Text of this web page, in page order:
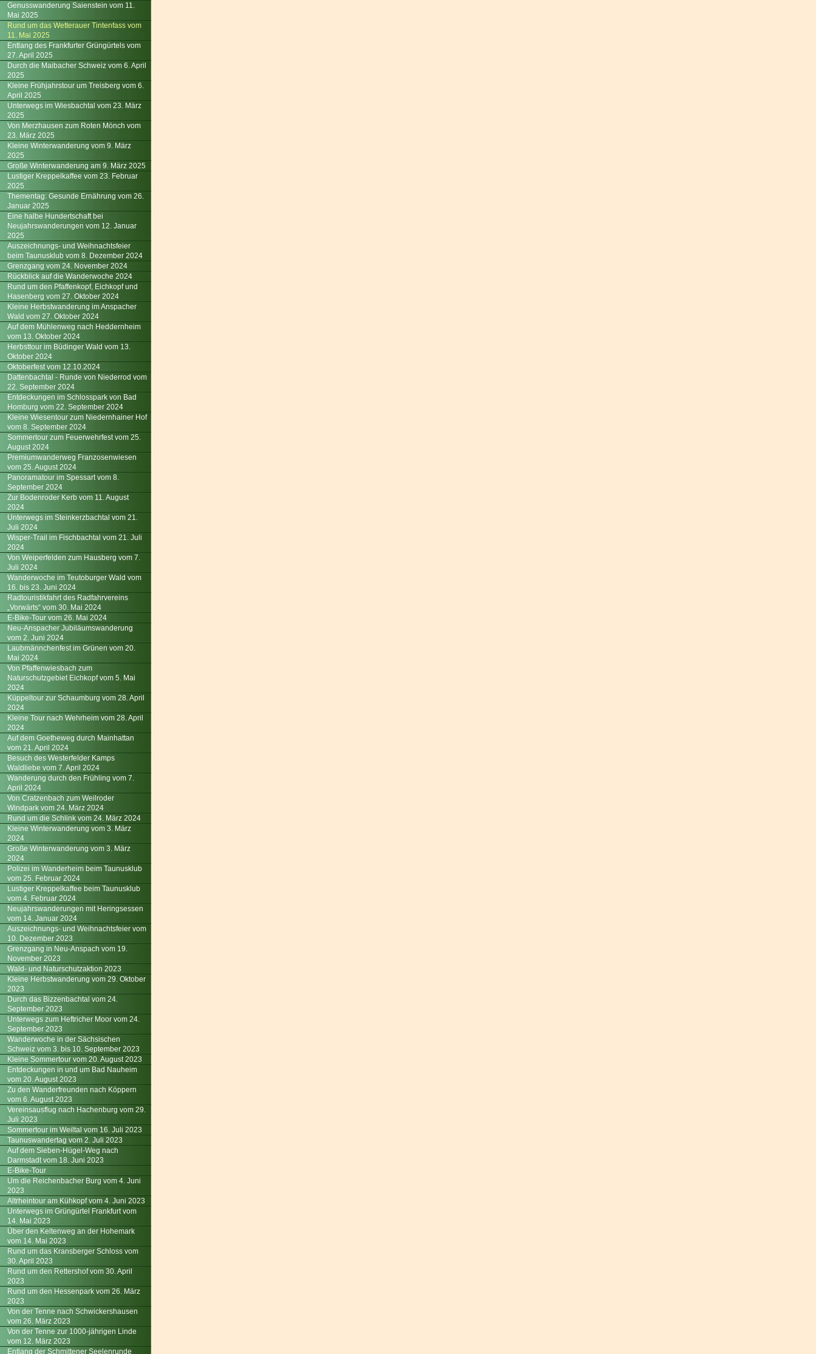
Genusswanderung Saienstein vom 11.
Mai 2025
Rund um das Wetterauer Tintenfass vom
11. Mai 2025
Entlang des Frankfurter Grüngürtels vom
27. April 2025
Durch die Maibacher Schweiz vom 6. April
2025
Kleine Frühjahrstour um Treisberg vom 6.
April 2025
Unterwegs im Wiesbachtal vom 23. März
2025
Von Merzhausen zum Roten Mönch vom
23. März 2025
Kleine Winterwanderung vom 9. März
2025
Große Winterwanderung am 9. März 2025
Lustiger Kreppelkaffee vom 23. Februar
2025
Thementag: Gesunde Ernährung vom 26.
Januar 2025
Eine halbe Hundertschaft bei
Neujahrswanderungen vom 12. Januar
2025
Auszeichnungs- und Weihnachtsfeier
beim Taunusklub vom 8. Dezember 2024
Grenzgang vom 24. November 2024
Rückblick auf die Wanderwoche 2024
Rund um den Pfaffenkopf, Eichkopf und
Hasenberg vom 27. Oktober 2024
Kleine Herbstwanderung im Anspacher
Wald vom 27. Oktober 2024
Auf dem Mühlenweg nach Heddernheim
vom 13. Oktober 2024
Herbsttour im Büdinger Wald vom 13.
Oktober 2024
Oktoberfest vom 12.10.2024
Dattenbachtal - Runde von Niederrod vom
22. September 2024
Entdeckungen im Schlosspark von Bad
Homburg vom 22. September 2024
Kleine Wiesentour zum Niedernhainer Hof
vom 8. September 2024
Sommertour zum Feuerwehrfest vom 25.
August 2024
Premiumwanderweg Franzosenwiesen
vom 25. August 2024
Panoramatour im Spessart vom 8.
September 2024
Zur Bodenroder Kerb vom 11. August
2024
Unterwegs im Steinkerzbachtal vom 21.
Juli 2024
Wisper-Trail im Fischbachtal vom 21. Juli
2024
Von Weiperfelden zum Hausberg vom 7.
Juli 2024
Wanderwoche im Teutoburger Wald vom
16. bis 23. Juni 2024
Radtouristikfahrt des Radfahrvereins
„Vorwärts“ vom 30. Mai 2024
E-Bike-Tour vom 26. Mai 2024
Neu-Anspacher Jubiläumswanderung
vom 2. Juni 2024
Laubmännchenfest im Grünen vom 20.
Mai 2024
Von Pfaffenwiesbach zum
Naturschutzgebiet Eichkopf vom 5. Mai
2024
Küppeltour zur Schaumburg vom 28. April
2024
Kleine Tour nach Wehrheim vom 28. April
2024
Auf dem Goetheweg durch Mainhattan
vom 21. April 2024
Besuch des Westerfelder Kamps
Waldliebe vom 7. April 2024
Wanderung durch den Frühling vom 7.
April 2024
Von Cratzenbach zum Weilroder
Windpark vom 24. März 2024
Rund um die Schlink vom 24. März 2024
Kleine Winterwanderung vom 3. März
2024
Große Winterwanderung vom 3. März
2024
Polizei im Wanderheim beim Taunusklub
vom 25. Februar 2024
Lustiger Kreppelkaffee beim Taunusklub
vom 4. Februar 2024
Neujahrswanderungen mit Heringsessen
vom 14. Januar 2024
Auszeichnungs- und Weihnachtsfeier vom
10. Dezember 2023
Grenzgang in Neu-Anspach vom 19.
November 2023
Wald- und Naturschutzaktion 2023
Kleine Herbstwanderung vom 29. Oktober
2023
Durch das Bizzenbachtal vom 24.
September 2023
Unterwegs zum Heftricher Moor vom 24.
September 2023
Wanderwoche in der Sächsischen
Schweiz vom 3. bis 10. September 2023
Kleine Sommertour vom 20. August 2023
Entdeckungen in und um Bad Nauheim
vom 20. August 2023
Zu den Wanderfreunden nach Köppern
vom 6. August 2023
Vereinsausflug nach Hachenburg vom 29.
Juli 2023
Sommertour im Weiltal vom 16. Juli 2023
Taunuswandertag vom 2. Juli 2023
Auf dem Sieben-Hügel-Weg nach
Darmstadt vom 18. Juni 2023
E-Bike-Tour
Um die Reichenbacher Burg vom 4. Juni
2023
Altrheintour am Kühkopf vom 4. Juni 2023
Unterwegs im Grüngürtel Frankfurt vom
14. Mai 2023
Über den Keltenweg an der Hohemark
vom 14. Mai 2023
Rund um das Kransberger Schloss vom
30. April 2023
Rund um den Rettershof vom 30. April
2023
Rund um den Hessenpark vom 26. März
2023
Von der Tenne nach Schwickershausen
vom 26. März 2023
Von der Tenne zur 1000-jährigen Linde
vom 12. März 2023
Entlang der Schmittener Seelenrunde